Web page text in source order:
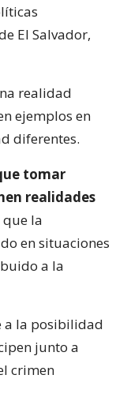
El Salvador,
realidad
ejemplos en
diferentes.
tomar
realidades
que la
en situaciones
a la
a la posibilidad
junto a
crimen